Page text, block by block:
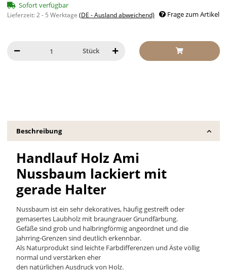
Sofort verfügbar
Lieferzeit:2 - 5 Werktage (DE - Ausland abweichend) Frage zum Artikel
Stück
Beschreibung
Handlauf Holz Ami
Nussbaum lackiert mit
gerade Halter
Nussbaum ist ein sehr dekoratives, häufig gestreift oder
gemasertes Laubholz mit braungrauer Grundfärbung.
Gefäße sind grob und halbringförmig angeordnet und die
Jahrring-Grenzen sind deutlich erkennbar.
Als Naturprodukt sind leichte Farbdifferenzen und Äste völlig
normal und verstärken eher
den natürlichen Ausdruck von Holz.